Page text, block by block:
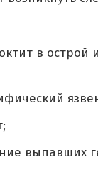
в острой
выпавших